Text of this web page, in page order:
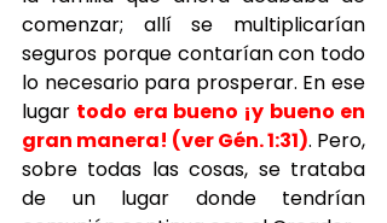
comenzar; allí se multiplicarían
seguros porque contarían con todo
lo necesario para prosperar. En ese
lugar todo era bueno ¡y bueno en
gran manera! (ver Gén. 1:31). Pero,
sobre todas las cosas, se trataba
de un lugar donde tendrían